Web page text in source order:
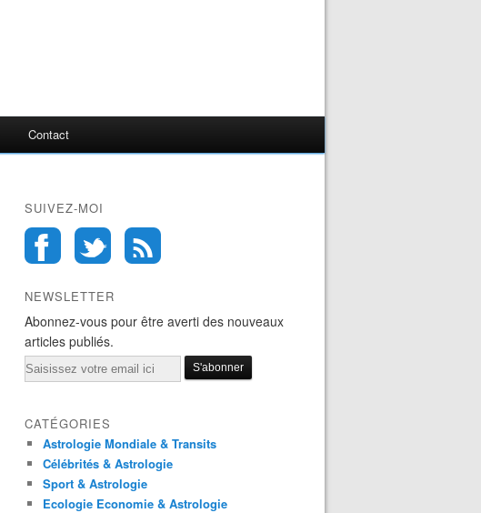
Contact
SUIVEZ-MOI
NEWSLETTER
Abonnez-vous pour être averti des nouveaux
articles publiés.
Email
CATÉGORIES
Astrologie Mondiale & Transits
Célébrités & Astrologie
Sport & Astrologie
Ecologie Economie & Astrologie